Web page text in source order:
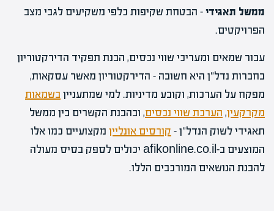
ממשל תאגידי– הבטחת שקיפות כלפי משקיעים לגבי מצב
הפרויקטים.
עבור שמאים ומעריכי שווי נכסים, הבנת תפקיד הדירקטוריון
בחברות נדל"ן היא חשובה – הדירקטוריון מאשר עסקאות,
מפקח על הערכות, וקובע מדיניות. למי שמתעניין בשמאות
מקרקעין, הערכת שווי נכסים, ובהבנת הקשרים בין ממשל
תאגידי לשוק הנדל"ן – קורסים אונליין מקצועיים כמו אלו
המוצעים ב-afikonline.co.il יכולים לספק בסיס מעולה
להבנת הנושאים המורכבים הללו.